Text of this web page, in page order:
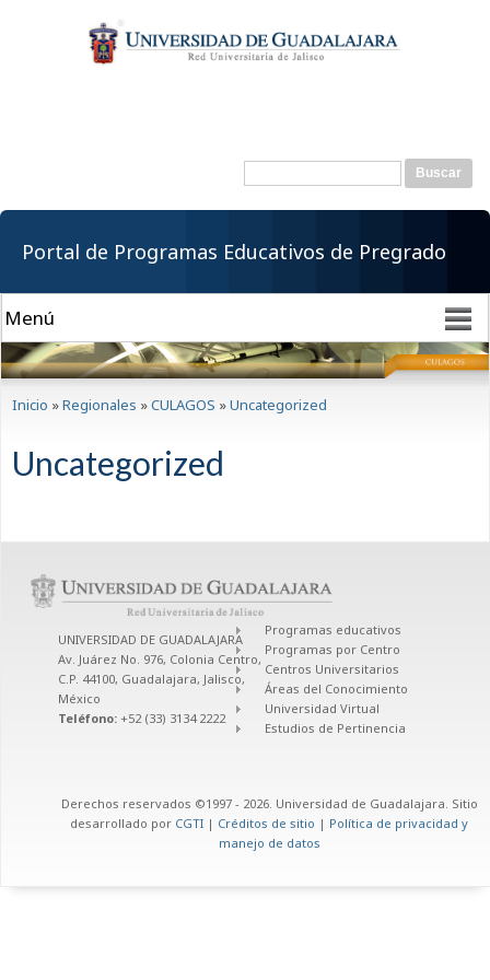
contenido
principal
Formulario de
Buscar
Portal de Programas Educativos de Pregrado
Inicio »Regionales »CULAGOS »Uncategorized
Uncategorized
UNIVERSIDAD DE GUADALAJARA
Av. Juárez No. 976, Colonia Centro,
C.P. 44100, Guadalajara, Jalisco,
México
Teléfono: +52 (33) 3134 2222
Programas educativos
Programas por Centro
Centros Universitarios
Áreas del Conocimiento
Universidad Virtual
Estudios de Pertinencia
Derechos reservados ©1997 - 2026. Universidad de Guadalajara. Sitio
desarrollado por CGTI | Créditos de sitio | Política de privacidad y
manejo de datos